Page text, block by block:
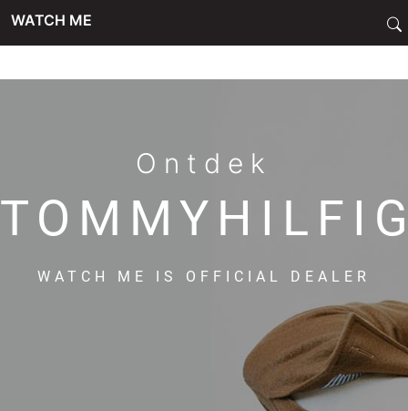
WATCH ME
HORLOGES
SMARTWATCHES
Ontdek
WATCH ME IS OFFICIAL DEALER